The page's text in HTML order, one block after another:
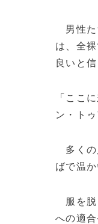
男性た
は、全
良いと
「ここ
ン・ト
多くの
ばで温
服を脱
への適